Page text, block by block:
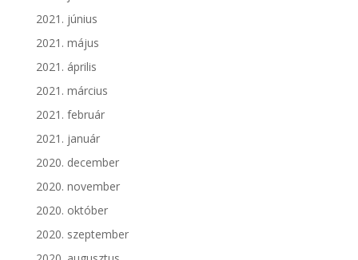
2021. június
2021. május
2021. április
2021. március
2021. február
2021. január
2020. december
2020. november
2020. október
2020. szeptember